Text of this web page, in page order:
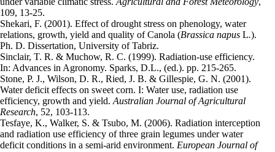
109, 13-25.
Shekari, F. (2001). Effect of drought stress on phenology, water
relations, growth, yield and quality of Canola (Brassica napus L.).
Ph. D. Dissertation, University of Tabriz.
Sinclair, T. R. & Muchow, R. C. (1999). Radiation-use efficiency.
In: Advances in Agronomy. Sparks, D.L., (ed.). pp. 215-265.
Stone, P. J., Wilson, D. R., Ried, J. B. & Gillespie, G. N. (2001).
Water deficit effects on sweet corn. Ι: Water use, radiation use
efficiency, growth and yield. Australian Journal of Agricultural
Research, 52, 103-113.
Tesfaye, K., Walker, S. & Tsubo, M. (2006). Radiation interception
and radiation use efficiency of three grain legumes under water
deficit conditions in a semi-arid environment. European Journal of